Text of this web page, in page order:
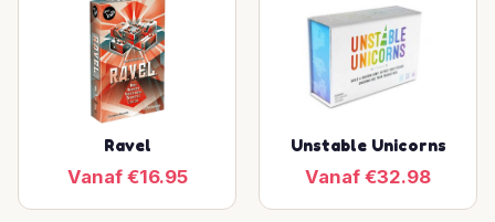
Ravel
Vanaf €16.95
Unstable Unicorns
Vanaf €32.98